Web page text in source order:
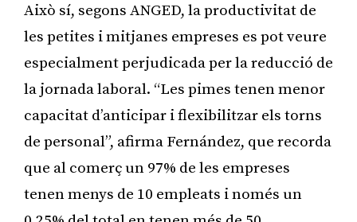
Això sí, segons ANGED, la productivitat de
les petites i mitjanes empreses es pot veure
especialment perjudicada per la reducció de
la jornada laboral. “Les pimes tenen menor
capacitat d’anticipar i flexibilitzar els torns
de personal”, afirma Fernández, que recorda
que al comerç un 97% de les empreses
tenen menys de 10 empleats i només un